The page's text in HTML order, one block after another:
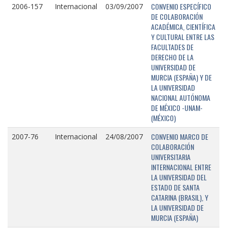
2006-157 Internacional 03/09/2007
CONVENIO ESPECÍFICO
DE COLABORACIÓN
ACADÉMICA, CIENTÍFICA
Y CULTURAL ENTRE LAS
FACULTADES DE
DERECHO DE LA
UNIVERSIDAD DE
MURCIA (ESPAÑA) Y DE
LA UNIVERSIDAD
NACIONAL AUTÓNOMA
DE MÉXICO -UNAM-
(MÉXICO)
2007-76 Internacional 24/08/2007
CONVENIO MARCO DE
COLABORACIÓN
UNIVERSITARIA
INTERNACIONAL ENTRE
LA UNIVERSIDAD DEL
ESTADO DE SANTA
CATARINA (BRASIL), Y
LA UNIVERSIDAD DE
MURCIA (ESPAÑA)